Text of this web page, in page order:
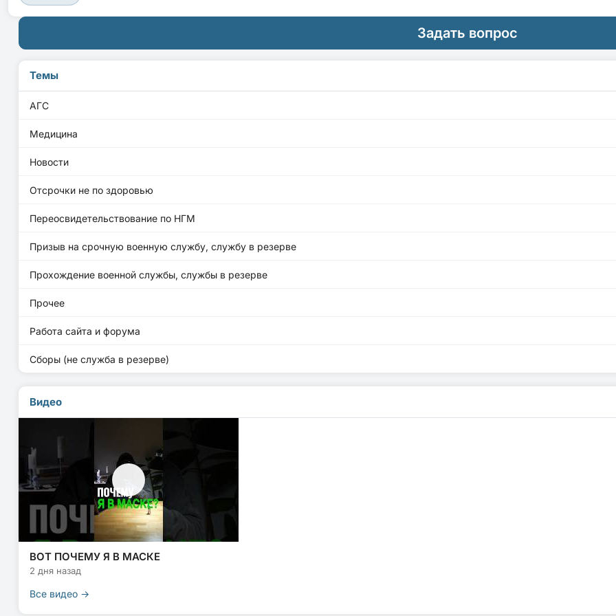
Задать вопрос
Темы
АГС
Медицина
Новости
Отсрочки не по здоровью
Переосвидетельствование по НГМ
Призыв на срочную военную службу, службу в резерве
Прохождение военной службы, службы в резерве
Прочее
Работа сайта и форума
Сборы (не служба в резерве)
Видео
ВОТ ПОЧЕМУ Я В МАСКЕ
2 дня назад
Все видео →